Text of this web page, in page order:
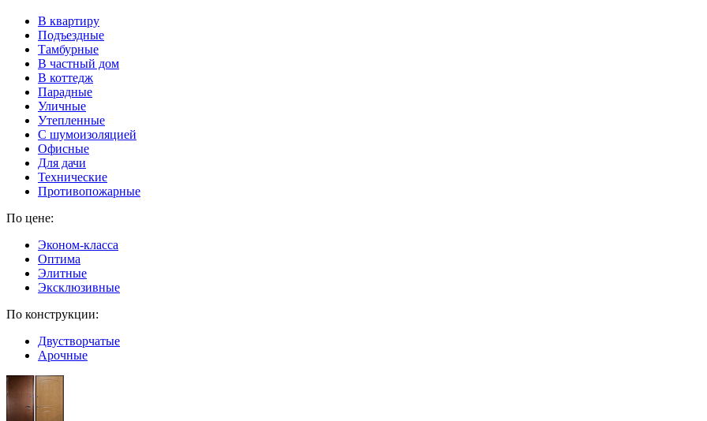
В квартиру
Подъездные
Тамбурные
В частный дом
В коттедж
Парадные
Уличные
Утепленные
C шумоизоляцией
Офисные
Для дачи
Технические
Противопожарные
По цене:
Эконом-класса
Оптима
Элитные
Эксклюзивные
По конструкции:
Двустворчатые
Арочные